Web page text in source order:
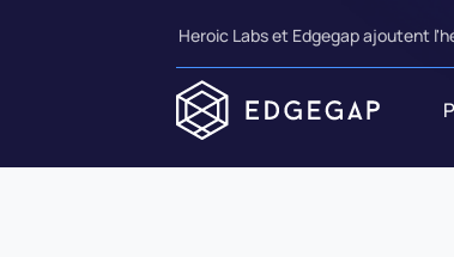
Heroic Labs et Edgegap ajoutent